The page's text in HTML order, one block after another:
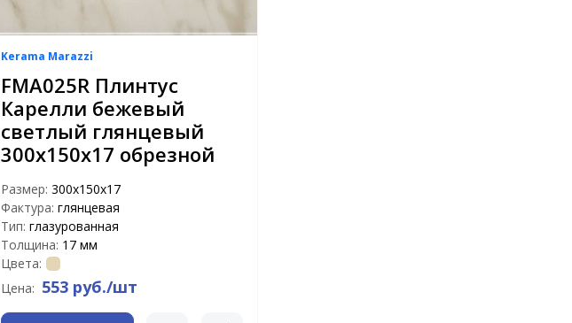
Kerama Marazzi
FMA025R Плинтус
Карелли бежевый
светлый глянцевый
300х150х17 обрезной
Размер: 300х150х17
Фактура: глянцевая
Тип: глазурованная
Толщина: 17 мм
Цвета:
Цена: 553 руб./шт